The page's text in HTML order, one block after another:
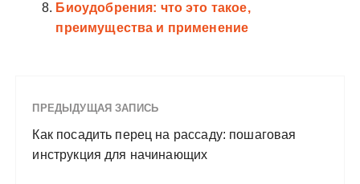
Биоудобрения: что это такое,
преимущества и применение
ПРЕДЫДУЩАЯ ЗАПИСЬ
Как посадить перец на рассаду: пошаговая
инструкция для начинающих